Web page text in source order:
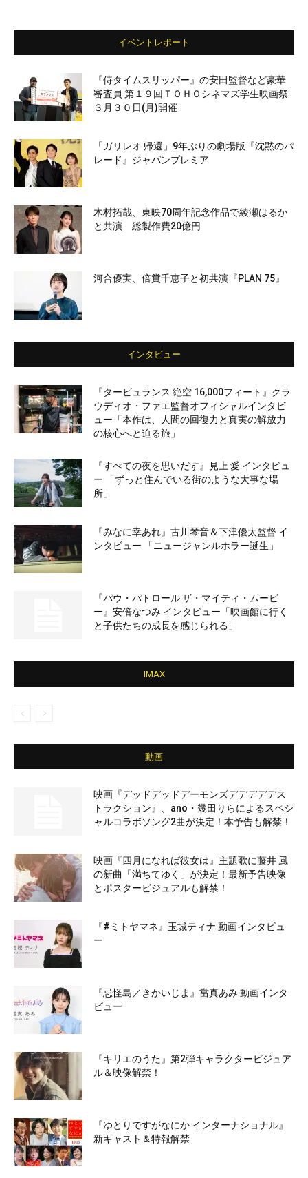
イベントレポート
『侍タイムスリッパー』の安田監督など豪華
審査員 第１９回ＴＯＨＯシネマズ学生映画祭
３月３０日(月)開催
「ガリレオ 帰還」9年ぶりの劇場版『沈黙のパ
レード』ジャパンプレミア
木村拓哉、東映70周年記念作品で綾瀬はるか
と共演 総製作費20億円
河合優実、倍賞千恵子と初共演『PLAN 75』
インタビュー
『タービュランス 絶空 16,000フィート』クラ
ウディオ・ファエ監督オフィシャルインタビ
ュー「本作は、人間の回復力と真実の解放力
の核心へと迫る旅」
『すべての夜を思いだす』見上 愛 インタビュ
ー 「ずっと住んでいる街のような大事な場
所」
『みなに幸あれ』古川琴音＆下津優太監督 イ
ンタビュー 「ニュージャンルホラー誕生」
『パウ・パトロール ザ・マイティ・ムービ
ー』安倍なつみ インタビュー「映画館に行く
と子供たちの成長を感じられる」
IMAX
動画
映画『デッドデッドデーモンズデデデデデス
トラクション』、ano・幾田りらによるスペシ
ャルコラボソング2曲が決定！本予告も解禁！
映画『四月になれば彼女は』主題歌に藤井 風
の新曲「満ちてゆく」が決定！最新予告映像
とポスタービジュアルも解禁！
『#ミトヤマネ』玉城ティナ 動画インタビュ
ー
『忌怪島／きかいじま』當真あみ 動画インタ
ビュー
『キリエのうた』第2弾キャラクタービジュア
ル＆映像解禁！
『ゆとりですがなにか インターナショナル』
新キャスト＆特報解禁